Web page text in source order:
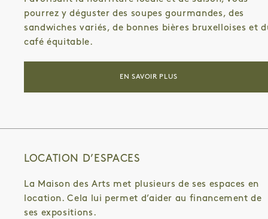
pourrez y déguster des soupes gourmandes, des
sandwiches variés, de bonnes bières bruxelloises et
café équitable.
EN SAVOIR PLUS
LOCATION D’ESPACES
La Maison des Arts met plusieurs de ses espaces en
location. Cela lui permet d’aider au financement de
ses expositions.